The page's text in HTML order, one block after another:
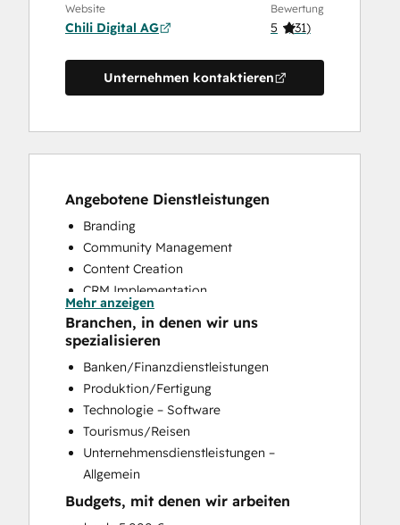
Website
Chili Digital AG
Bewertung
5 (31)
Unternehmen kontaktieren
Angebotene Dienstleistungen
Branding
Community Management
Content Creation
CRM Implementation
CRM Migration
Custom API Integrations
Email Marketing
Full Inbound Marketing Services
Help Desk Implementation
Knowledge Base Development
Programmable Automation
Sales and Marketing Alignment
Sales Enablement
Mehr anzeigen
Branchen, in denen wir uns
spezialisieren
Banken/Finanzdienstleistungen
Produktion/Fertigung
Technologie – Software
Tourismus/Reisen
Unternehmensdienstleistungen –
Allgemein
Budgets, mit denen wir arbeiten